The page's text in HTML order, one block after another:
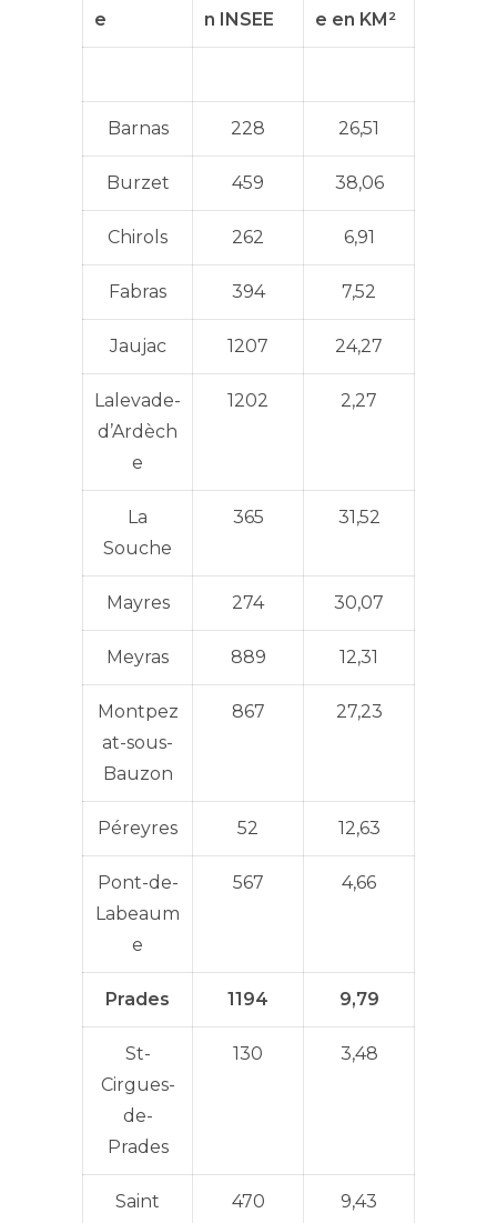
e
n INSEE
e en KM²
Barnas 228 26,51
Burzet 459 38,06
Chirols 262 6,91
Fabras 394 7,52
Jaujac 1207 24,27
Lalevade-
d’Ardèch
e
1202 2,27
La
Souche
365 31,52
Mayres 274 30,07
Meyras 889 12,31
Montpez
at-sous-
Bauzon
867 27,23
Péreyres 52 12,63
Pont-de-
Labeaum
e
567 4,66
Prades 1194 9,79
St-
Cirgues-
de-
Prades
130 3,48
Saint
470 9,43